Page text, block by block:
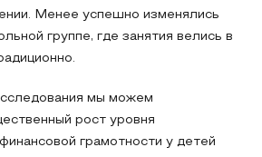
Менее успешно изменялись
группе, где занятия велись в
мы можем
рост уровня
грамотности у детей